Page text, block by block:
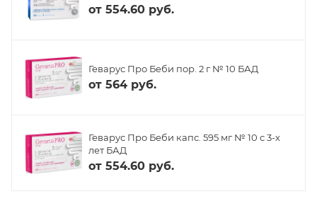
от 554.60 руб.
Геварус Про Беби пор. 2 г № 10 БАД
от 564 руб.
Геварус Про Беби капс. 595 мг № 10 с 3-х
лет БАД
от 554.60 руб.